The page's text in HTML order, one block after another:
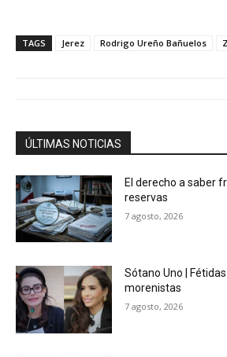
TAGS Jerez Rodrigo Ureño Bañuelos
ÚLTIMAS NOTICIAS
El derecho a saber
reservas
7 agosto, 2026
Sótano Uno |
morenistas
7 agosto, 2026